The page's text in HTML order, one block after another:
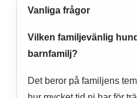
Vanliga frågor
Vilken familjevänlig
barnfamilj?
Det beror på familjens